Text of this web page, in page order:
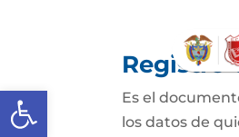
Abrir barra de herramientas
Registro
Es el
los datos de